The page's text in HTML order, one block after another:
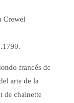
Crewel
francés de
arte de la
de chainette